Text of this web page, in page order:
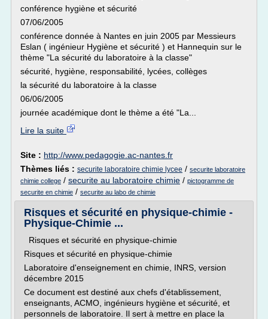
conférence hygiène et sécurité
07/06/2005
conférence donnée à Nantes en juin 2005 par Messieurs
Eslan ( ingénieur Hygiène et sécurité ) et Hannequin sur le
thème "La sécurité du laboratoire à la classe"
sécurité, hygiène, responsabilité, lycées, collèges
la sécurité du laboratoire à la classe
06/06/2005
journée académique dont le thème a été "La...
Lire la suite
Site : http://www.pedagogie.ac-nantes.fr
Thèmes liés : securite laboratoire chimie lycee / securite laboratoire
chimie college / securite au laboratoire chimie / pictogramme de
securite en chimie / securite au labo de chimie
Risques et sécurité en physique-chimie -
Physique-Chimie ...
Risques et sécurité en physique-chimie
Risques et sécurité en physique-chimie
Laboratoire d'enseignement en chimie, INRS, version
décembre 2015
Ce document est destiné aux chefs d'établissement,
enseignants, ACMO, ingénieurs hygiène et sécurité, et
personnels de laboratoire. Il sert à mettre en place la